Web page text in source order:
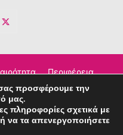
Περιφέρεια
Διαφημιστείτε
προσφέρουμε την
μας.
πληροφορίες σχετικά με
να τα απενεργοποιήσετε